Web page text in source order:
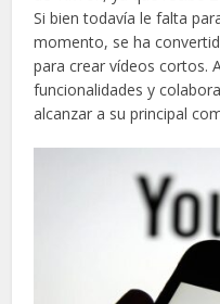
Si bien todavía le falta
momento, se ha
para crear vídeos cortos.
funcionalidades y
alcanzar a su principal